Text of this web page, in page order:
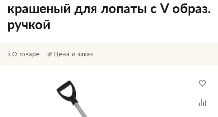
крашеный для лопаты с V образ.
ручкой
О товаре Цена и заказ